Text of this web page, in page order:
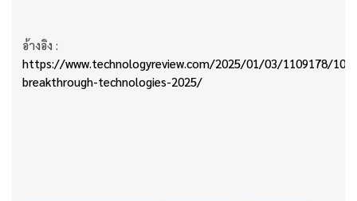
อ้างอิง :
https://www.technologyreview.com/2025/01/03/1109178/10-
breakthrough-technologies-2025/